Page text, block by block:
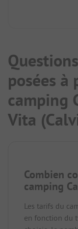
étaient
posées à
camping
Vita
Combien
camping
Les tarifs du
en fonction du